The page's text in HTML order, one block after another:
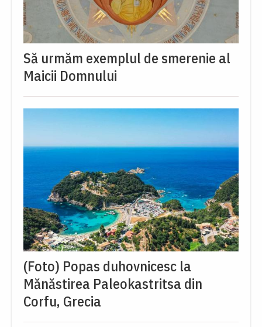
Să urmăm exemplul de smerenie al
Maicii Domnului
(Foto) Popas duhovnicesc la
Mănăstirea Paleokastritsa din
Corfu, Grecia